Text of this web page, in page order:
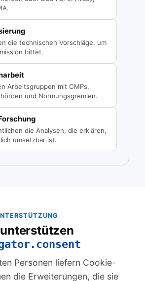
die technischen Vorschläge, um
bittet.
Arbeitsgruppen mit CMPs,
und Normungsgremien.
die Analysen, die erklären,
umsetzbar ist.
Personen liefern Cookie-
die Erweiterungen, die sie